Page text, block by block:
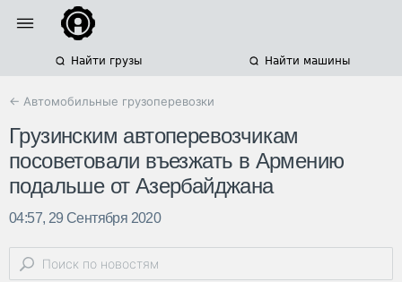
Найти грузы Найти машины
← Автомобильные грузоперевозки
Грузинским автоперевозчикам
посоветовали въезжать в Армению
подальше от Азербайджана
04:57, 29 Сентября 2020